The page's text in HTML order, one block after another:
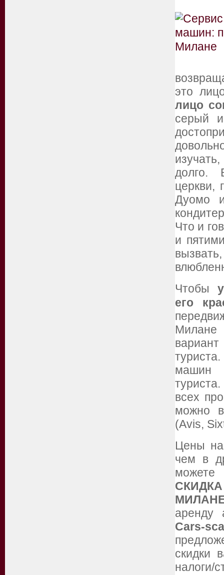
это
лицо
серый
долго.
церкви,
Дуомо
Что и
и
Чтобы
его
машин
всех
можно
(Avis,
Цены
чем в
аренду
Cars-
скидки
налоги/